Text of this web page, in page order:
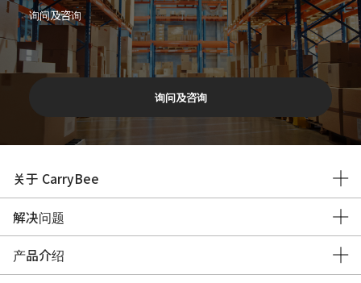
询问及咨询
询问及咨询
关于 CarryBee
解决问题
产品介绍